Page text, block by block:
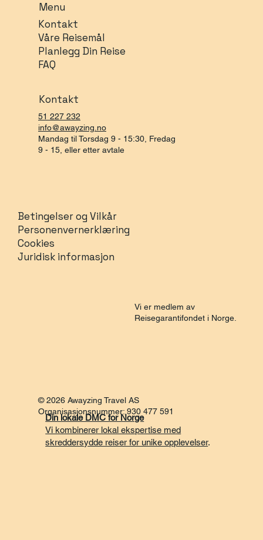
Menu
Kontakt
Våre Reisemål
Planlegg Din Reise
FAQ
Kontakt
51 227 232
info@awayzing.no
Mandag til Torsdag 9 - 15:30, Fredag
9 - 15, eller etter avtale
Betingelser og Vilkår
Personenvernerklæring
Cookies
Juridisk informasjon
Vi er medlem av
Reisegarantifondet i Norge.
© 2026 Awayzing Travel AS
Organisasjonsnummer: 930 477 591
Din lokale DMC for Norge
Vi kombinerer lokal ekspertise med
skreddersydde reiser for unike opplevelser.